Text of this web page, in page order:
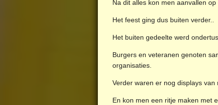
Na dit alles kon men aanvallen
Het feest ging dus buiten verder..
Het buiten gedeelte werd
Burgers en veteranen genoten
organisaties.
Verder waren er nog displays van
En kon men een ritje maken met